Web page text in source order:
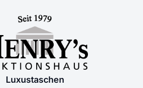
Luxustaschen